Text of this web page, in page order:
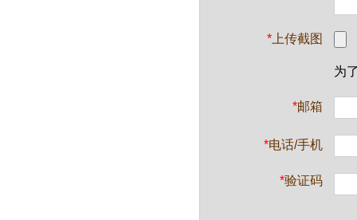
*上传截图
为
*邮箱
*电话/手机
*验证码